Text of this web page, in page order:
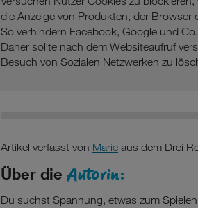
die Anzeige von Produkten, der
So verhindern Facebook, Google und
Daher sollte nach dem Websiteaufruf
Besuch von Sozialen Netzwerken zu
Artikel verfasst von Marie aus dem Drei
Über die Autorin:
Du suchst Spannung, etwas zum